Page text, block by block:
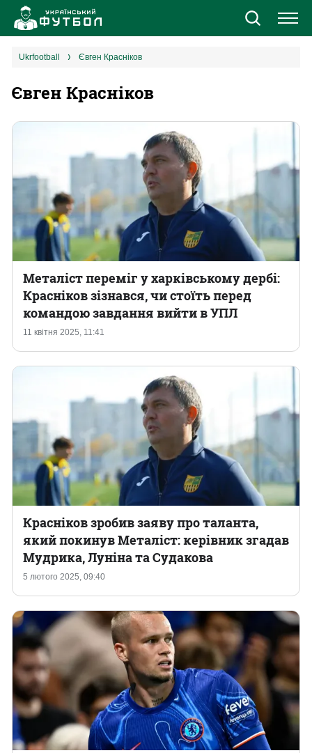
Новини
Збірна
Єврокубки
УПЛ
1 ліга
2 ліга
Букмекери
ukrfootball Євген Красніков
Євген Красніков
11 квітня 2025, 11:41
Металіст переміг у харківському дербі:
Красніков зізнався, чи стоїть перед
командою завдання вийти в УПЛ
5 лютого 2025, 09:40
Красніков зробив заяву про таланта,
який покинув Металіст: керівник згадав
Мудрика, Луніна та Судакова